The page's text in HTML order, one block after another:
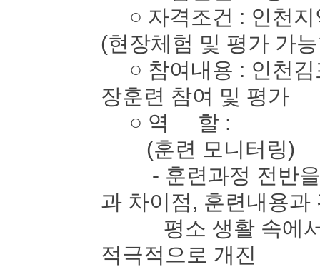
○ 자격조건 : 인천지
(현장체험 및 평가 가
○ 참여내용 : 인천김
장훈련 참여 및 평가
○ 역 할 :
(훈련 모니터링)
- 훈련과정 전반을
과 차이점, 훈련내용과
평소 생활 속에서
적극적으로 개진